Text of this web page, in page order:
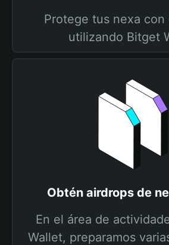
Protege tus nexa con
utilizando Bitget
Obtén airdrops de
En el área de
Wallet, preparamos